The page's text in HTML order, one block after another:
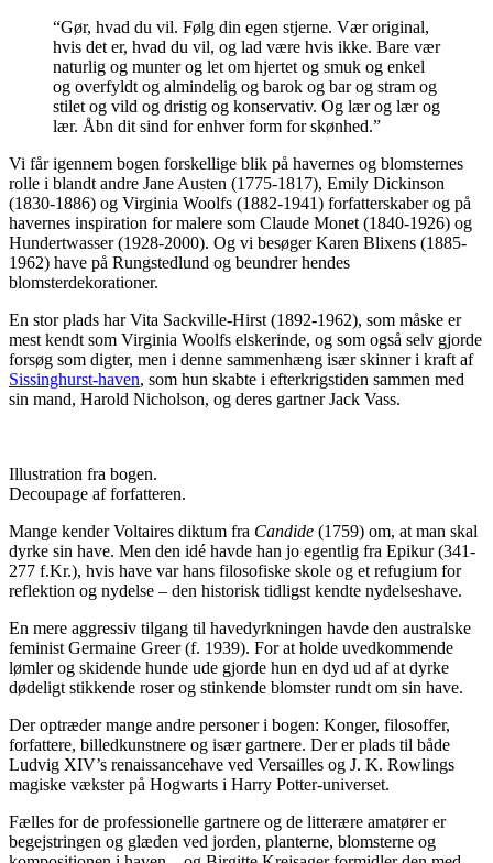
“Gør, hvad du vil. Følg din egen stjerne. Vær original,
hvis det er, hvad du vil, og lad være hvis ikke. Bare vær
naturlig og munter og let om hjertet og smuk og enkel
og overfyldt og almindelig og barok og bar og stram og
stilet og vild og dristig og konservativ. Og lær og lær og
lær. Åbn dit sind for enhver form for skønhed.”
Vi får igennem bogen forskellige blik på havernes og blomsternes
rolle i blandt andre Jane Austen (1775-1817), Emily Dickinson
(1830-1886) og Virginia Woolfs (1882-1941) forfatterskaber og på
havernes inspiration for malere som Claude Monet (1840-1926) og
Hundertwasser (1928-2000). Og vi besøger Karen Blixens (1885-
1962) have på Rungstedlund og beundrer hendes
blomsterdekorationer.
En stor plads har Vita Sackville-Hirst (1892-1962), som måske er
mest kendt som Virginia Woolfs elskerinde, og som også selv gjorde
forsøg som digter, men i denne sammenhæng især skinner i kraft af
Sissinghurst-haven, som hun skabte i efterkrigstiden sammen med
sin mand, Harold Nicholson, og deres gartner Jack Vass.
Illustration fra bogen.
Decoupage af forfatteren.
Mange kender Voltaires diktum fra Candide (1759) om, at man skal
dyrke sin have. Men den idé havde han jo egentlig fra Epikur (341-
277 f.Kr.), hvis have var hans filosofiske skole og et refugium for
reflektion og nydelse – den historisk tidligst kendte nydelseshave.
En mere aggressiv tilgang til havedyrkningen havde den australske
feminist Germaine Greer (f. 1939). For at holde uvedkommende
lømler og skidende hunde ude gjorde hun en dyd ud af at dyrke
dødeligt stikkende roser og stinkende blomster rundt om sin have.
Der optræder mange andre personer i bogen: Konger, filosoffer,
forfattere, billedkunstnere og især gartnere. Der er plads til både
Ludvig XIV’s renaissancehave ved Versailles og J. K. Rowlings
magiske vækster på Hogwarts i Harry Potter-universet.
Fælles for de professionelle gartnere og de litterære amatører er
begejstringen og glæden ved jorden, planterne, blomsterne og